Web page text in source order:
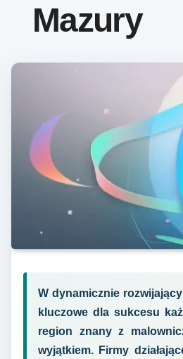
Mazury
W dynamicznie
kluczowe dla sukcesu
region znany z
wyjątkiem. Firmy